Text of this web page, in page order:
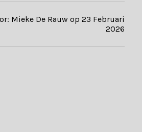
Mieke De Rauw op 23 Februari
2026